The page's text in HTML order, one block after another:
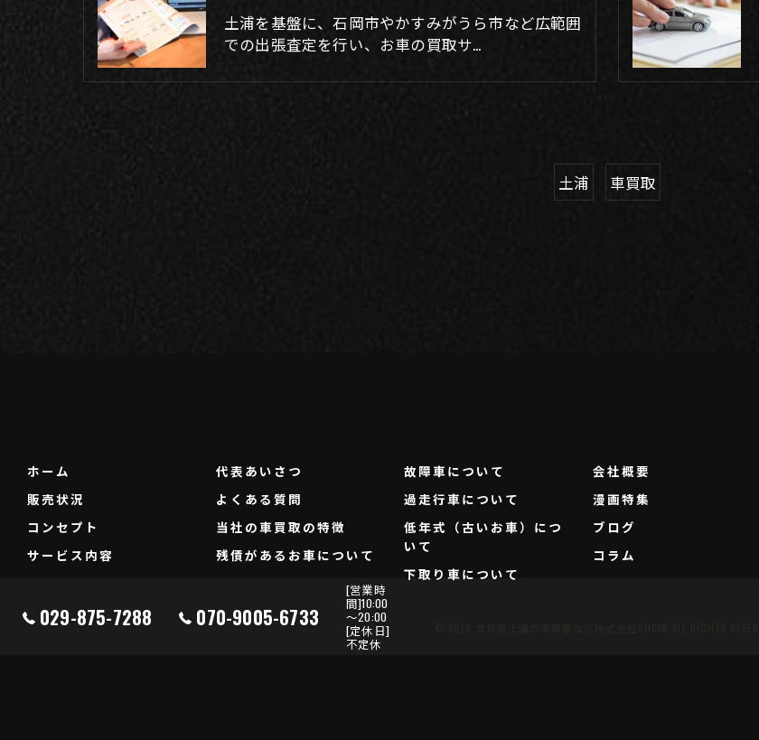
土浦を基盤に、石岡市やかすみがうら市など広範囲
での出張査定を行い、お車の買取サ…
土浦 車買取
029-875-7288 070-9005-6733
[営業時
間]10:00
～20:00
[定休日]
不定休
ホーム
販売状況
コンセプト
サービス内容
代表あいさつ
よくある質問
当社の車買取の特徴
残債があるお車について
故障車について
過走行車について
低年式（古いお車）につ
いて
下取り車について
会社概要
漫画特集
ブログ
コラム